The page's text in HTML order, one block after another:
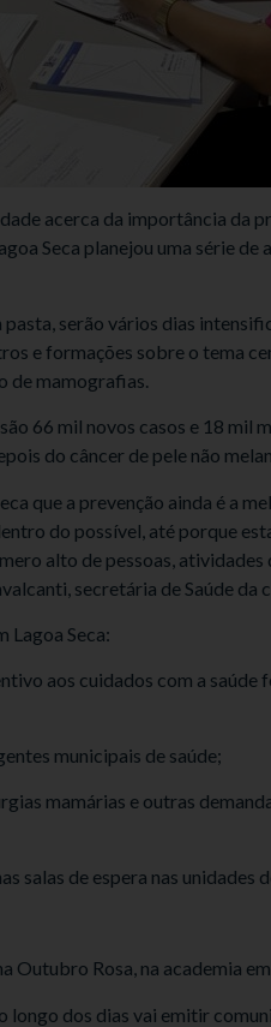
acerca da importância da
Seca planejou uma série
serão vários dias
e formações sobre o tema
de mamografias.
66 mil novos casos e 18 mil
do câncer de pele não
que a prevenção ainda é a
do possível, até porque
alto de pessoas, atividades
secretária de Saúde da
Lagoa Seca:
aos cuidados com a saúde
municipais de saúde;
mamárias e outras
salas de espera nas unidades
Outubro Rosa, na academia
longo dos dias vai emitir